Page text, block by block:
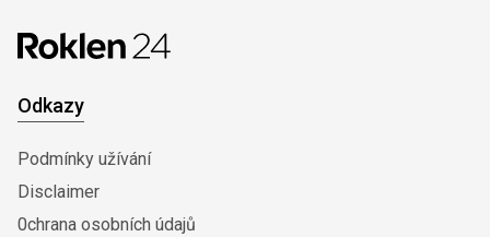
Odkazy
Podmínky užívání
Disclaimer
0chrana osobních údajů